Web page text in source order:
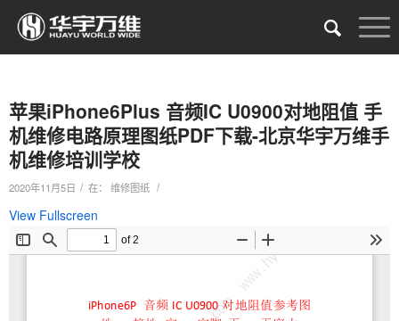
苹果iPhone6Plus 音频IC U0900对地阻值 手
机维修电路原理图纸PDF下载-北京华宇万维手
机维修培训学校
2020年11月5日 / 在： 维修图纸 /
View Fullscreen